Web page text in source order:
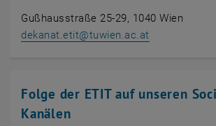
Gußhausstraße 25-29, 1040 Wien
dekanat.etit@tuwien.ac.at
Folge der ETIT auf unseren
Kanälen